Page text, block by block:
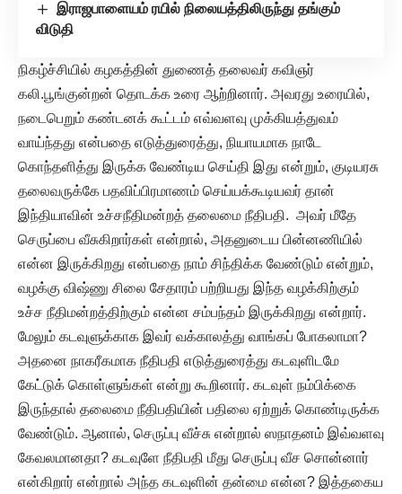
இராஜபாளையம் ரயில் நிலையத்திலிருந்து தங்கும்
விடுதி
நிகழ்ச்சியில் கழகத்தின் துணைத் தலைவர் கவிஞர்
கலி.பூங்குன்றன் தொடக்க உரை ஆற்றினார். அவரது உரையில்,
நடைபெறும் கண்டனக் கூட்டம் எவ்வளவு முக்கியத்துவம்
வாய்ந்தது என்பதை எடுத்துரைத்து, நியாயமாக நாடே
கொந்தளித்து இருக்க வேண்டிய செய்தி இது என்றும், குடியரசு
தலைவருக்கே பதவிப்பிரமாணம் செய்யக்கூடியவர் தான்
இந்தியாவின் உச்சநீதிமன்றத் தலைமை நீதிபதி. அவர் மீதே
செருப்பை வீசுகிறார்கள் என்றால், அதனுடைய பின்னணியில்
என்ன இருக்கிறது என்பதை நாம் சிந்திக்க வேண்டும் என்றும்,
வழக்கு விஷ்ணு சிலை சேதாரம் பற்றியது இந்த வழக்கிற்கும்
உச்ச நீதிமன்றத்திற்கும் என்ன சம்பந்தம் இருக்கிறது என்றார்.
மேலும் கடவுளுக்காக இவர் வக்காலத்து வாங்கப் போகலாமா?
அதனை நாகரீகமாக நீதிபதி எடுத்துரைத்து கடவுளிடமே
கேட்டுக் கொள்ளுங்கள் என்று கூறினார். கடவுள் நம்பிக்கை
இருந்தால் தலைமை நீதிபதியின் பதிலை ஏற்றுக் கொண்டிருக்க
வேண்டும். ஆனால், செருப்பு வீச்சு என்றால் ஸநாதனம் இவ்வளவு
கேவலமானதா? கடவுளே நீதிபதி மீது செருப்பு வீச சொன்னார்
என்கிறார் என்றால் அந்த கடவுளின் தன்மை என்ன? இத்தகைய